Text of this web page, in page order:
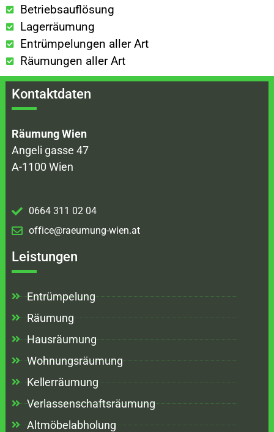
Betriebsauflösung
Lagerräumung
Entrümpelungen aller Art
Räumungen aller Art
Kontaktdaten
Räumung Wien
Angeli gasse 47
A-1100 Wien
0664 311 02 04
office@raeumung-wien.at
Leistungen
Entrümpelung
Räumung
Hausräumung
Wohnungsräumung
Kellerräumung
Verlassenschaftsräumung
Altmöbelabholung